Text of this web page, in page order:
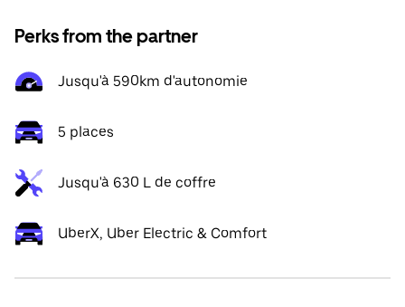
Perks from the partner
Jusqu'à 590km d'autonomie
5 places
Jusqu'à 630 L de coffre
UberX, Uber Electric & Comfort